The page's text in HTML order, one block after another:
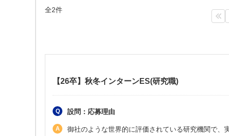
全2件
【26卒】秋冬インターンES(研究職)
設問：応募理由
御社のような世界的に評価されている研究機関で、